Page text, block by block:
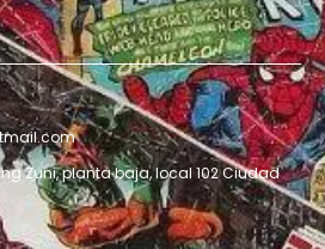
Zuni, planta baja, local 102 Ciudad